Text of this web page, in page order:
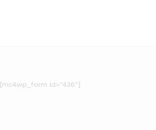
[mc4wp_form id="436"]